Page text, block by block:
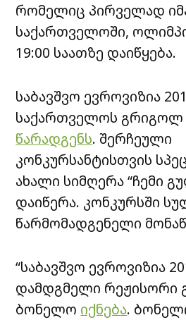
რომელიც პირველად
საქართველოში,
19:00 საათზე დაიწყება.
საბავშვო ევროვიზია
საქართველოს გრიგოლ
წარადგენს.შერჩეული
კონკურსანტისთვის
ახალი სიმღერა “ჩემი
დაიწერა. კონკურსში
წარმომადგენელი
“საბავშვო ევროვიზია
დამდგმელი რეჟისორი
ბონელო იქნება.